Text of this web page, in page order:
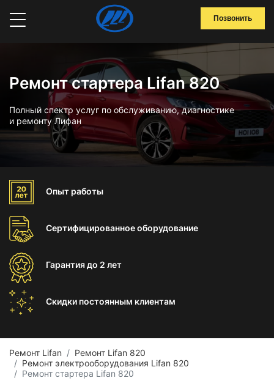
Позвонить
Ремонт стартера Lifan 820
Полный спектр услуг по обслуживанию, диагностике
и ремонту Лифан
Опыт работы
Сертифицированноеоборудование
Гарантиядо 2 лет
Скидки постоянным клиентам
Ремонт Lifan
Ремонт Lifan 820
Ремонт электрооборудования Lifan 820
Ремонт стартера Lifan 820